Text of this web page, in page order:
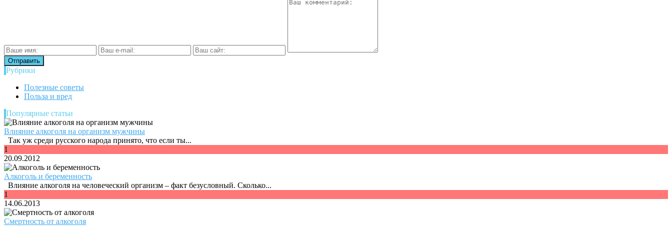
Рубрики
Полезные советы
Польза и вред
Популярные статьи
Влияние алкоголя на организм мужчины
Так уж среди русского народа принято, что если ты...
1
20.09.2012
Алкоголь и беременность
Влияние алкоголя на человеческий организм – факт безусловный. Сколько...
1
14.06.2013
Смертность от алкоголя